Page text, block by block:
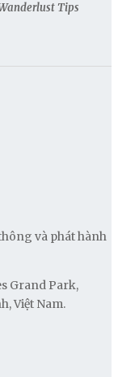
Tips
và phát hành
Grand Park,
Việt Nam.